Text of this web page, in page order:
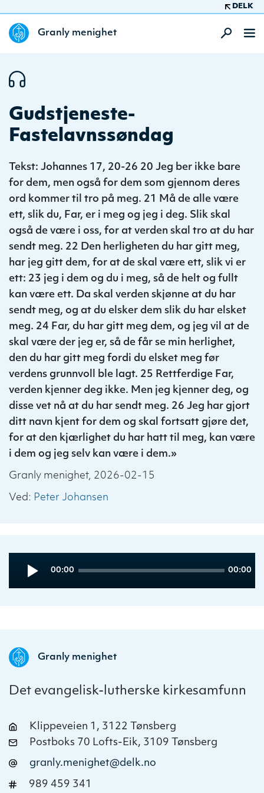
DELK
Granly menighet
Gudstjeneste-
Fastelavnssøndag
Tekst: Johannes 17, 20-26 20 Jeg ber ikke bare
for dem, men også for dem som gjennom deres
ord kommer til tro på meg. 21 Må de alle være
ett, slik du, Far, er i meg og jeg i deg. Slik skal
også de være i oss, for at verden skal tro at du har
sendt meg. 22 Den herligheten du har gitt meg,
har jeg gitt dem, for at de skal være ett, slik vi er
ett: 23 jeg i dem og du i meg, så de helt og fullt
kan være ett. Da skal verden skjønne at du har
sendt meg, og at du elsker dem slik du har elsket
meg. 24 Far, du har gitt meg dem, og jeg vil at de
skal være der jeg er, så de får se min herlighet,
den du har gitt meg fordi du elsket meg før
verdens grunnvoll ble lagt. 25 Rettferdige Far,
verden kjenner deg ikke. Men jeg kjenner deg, og
disse vet nå at du har sendt meg. 26 Jeg har gjort
ditt navn kjent for dem og skal fortsatt gjøre det,
for at den kjærlighet du har hatt til meg, kan være
i dem og jeg selv kan være i dem.»
Granly menighet, 2026-02-15
Ved: Peter Johansen
Player
Current
00:00
Total
00:00
Granly menighet
Det evangelisk-lutherske kirkesamfunn
Klippeveien 1, 3122 Tønsberg
Postboks 70 Lofts-Eik, 3109 Tønsberg
granly.menighet@delk.no
989 459 341